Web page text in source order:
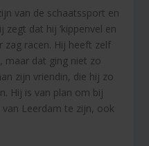
van de schaatssport en
dat hij ‘kippenvel en
zag racen. Hij heeft zelf
maar dat ging niet zo
zijn vriendin, die hij zo
Hij is van plan om bij
Leerdam te zijn, ook